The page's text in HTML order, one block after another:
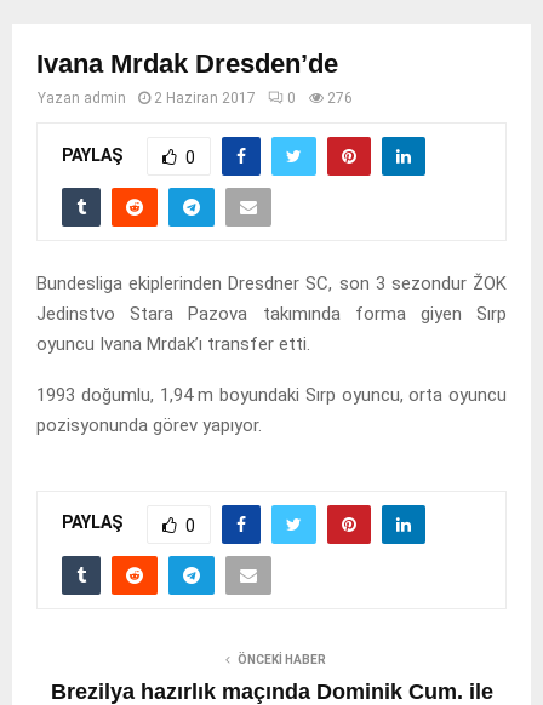
Ivana Mrdak Dresden’de
Yazan admin 2 Haziran 2017 0 276
PAYLAŞ 0
Bundesliga ekiplerinden Dresdner SC, son 3 sezondur ŽOK
Jedinstvo Stara Pazova takımında forma giyen Sırp
oyuncu Ivana Mrdak’ı transfer etti.
1993 doğumlu, 1,94 m boyundaki Sırp oyuncu, orta oyuncu
pozisyonunda görev yapıyor.
PAYLAŞ 0
ÖNCEKI HABER
Brezilya hazırlık maçında Dominik Cum. ile